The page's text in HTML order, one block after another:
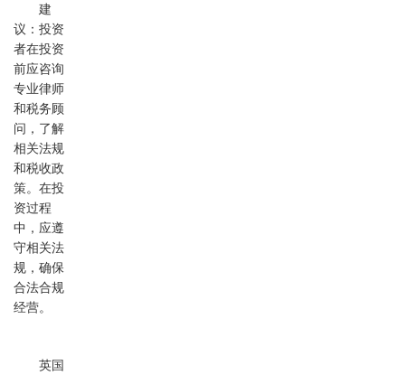
建
议：投资
者在投资
前应咨询
专业律师
和税务顾
问，了解
相关法规
和税收政
策。在投
资过程
中，应遵
守相关法
规，确保
合法合规
经营。
英国